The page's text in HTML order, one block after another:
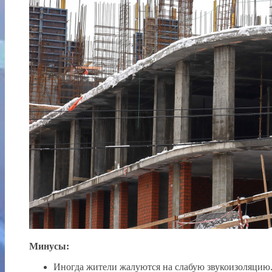
Минусы:
Иногда жители жалуются на слабую звукоизоляцию.